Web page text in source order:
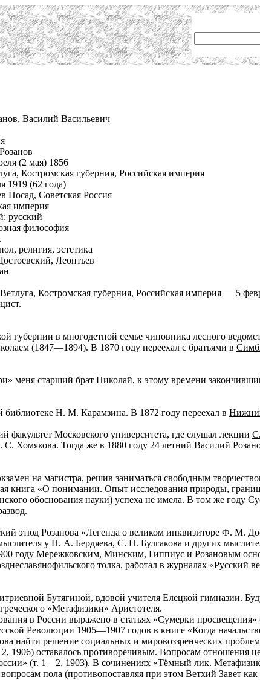
Василий Васильевич
(2 мая) 1856
Костромская губерния, Российская империя
1919 (62 года)
Посад, Советская Россия
империя
русский
философия
религия, эстетика
Леонтьев
Костромская губерния, Российская империя — 5
губернии в многодетной семье чиновника лесного
(1847—1894). В 1870 году переехал с братьями в
меня старший брат Николай, к этому времени
Н. М. Карамзина. В 1872 году переехал в
Московского университета, где слушал лекции
Хомякова. Тогда же в 1880 году 24 летний Василий
на магистра, решив заниматься свободным
книга «О понимании. Опыт исследования природы,
обоснования науки) успеха не имела. В том же году
этюд Розанова «Легенда о великом инквизиторе Ф. М.
у Н. А. Бердяева, С. Н. Булгакова и других
году Мережковским, Минским, Гиппиус и Розановым
толка, работал в журналах «Русский
Бутягиной, вдовой учителя Елецкой гимназии.
«Метафизики» Аристотеля.
в России выражено в статьях «Сумерки
Революции 1905—1907 годов в книге «Когда
найти решение социальных и мировоззренческих
1906) оставалось противоречивым. Вопросам отношения
(т. 1—2, 1903). В сочинениях «Тёмный лик.
вопросам пола (противопоставляя при этом Ветхий Завет